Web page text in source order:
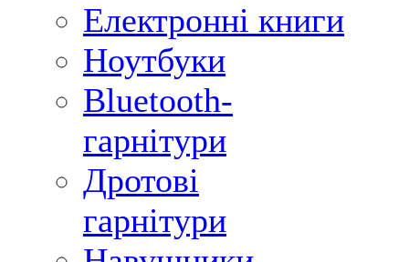
Електронні книги
Ноутбуки
Bluetooth-
гарнітури
Дротові
гарнітури